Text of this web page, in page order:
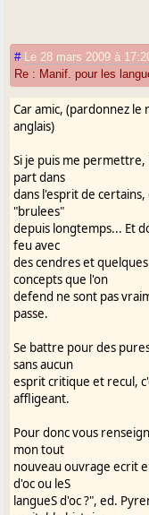
> leurs pères.
>
l'heure, un
> que
chez
> « La "langue
>
> Cordialement,
>
> J. L.
>
>
# Le 28 mars 2009 à
Re : Manif. pour les
Car amic, (pardonnez le
anglais)
Si je puis me permettre,
part dans
dans l'esprit de
"brulees"
depuis longtemps... Et
feu avec
des cendres et
concepts que l'on
defend ne sont pas
passe.
Se battre pour des
sans aucun
esprit critique et recul,
affligeant.
Pour donc vous
mon tout
nouveau ouvrage ecrit
d'oc ou leS
langueS d'oc ?", ed.